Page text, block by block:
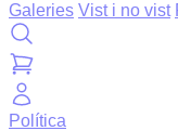
Galeries Vist i no vist
Política